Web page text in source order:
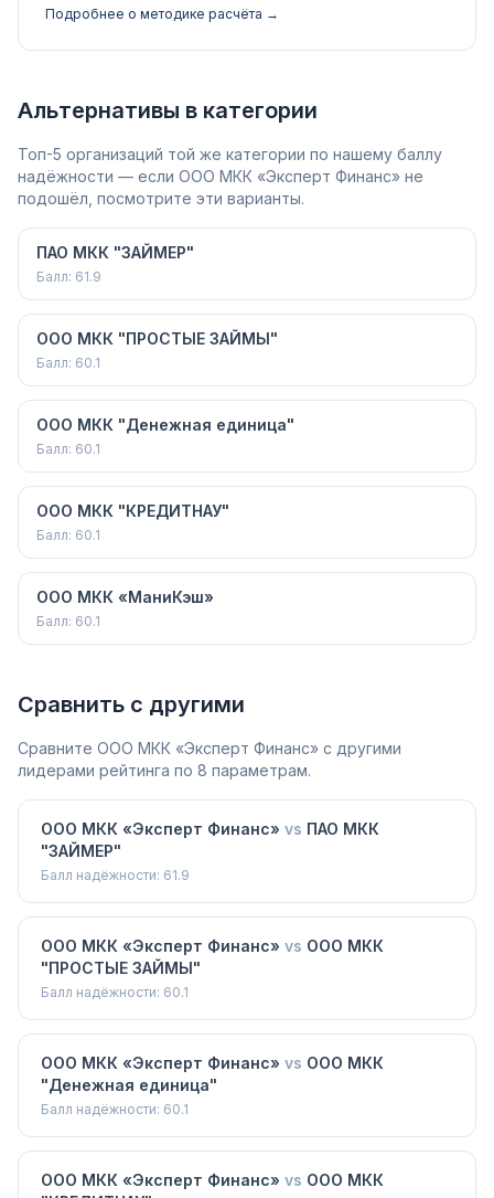
Подробнее о методике расчёта →
Альтернативы в категории
Топ-5 организаций той же категории по нашему баллу
надёжности — если ООО МКК «Эксперт Финанс» не
подошёл, посмотрите эти варианты.
ПАО МКК "ЗАЙМЕР"
Балл: 61.9
ООО МКК "ПРОСТЫЕ ЗАЙМЫ"
Балл: 60.1
ООО МКК "Денежная единица"
Балл: 60.1
ООО МКК "КРЕДИТНАУ"
Балл: 60.1
ООО МКК «МаниКэш»
Балл: 60.1
Сравнить с другими
Сравните ООО МКК «Эксперт Финанс» с другими
лидерами рейтинга по 8 параметрам.
ООО МКК «Эксперт Финанс» vs ПАО МКК
"ЗАЙМЕР"
Балл надёжности: 61.9
ООО МКК «Эксперт Финанс» vs ООО МКК
"ПРОСТЫЕ ЗАЙМЫ"
Балл надёжности: 60.1
ООО МКК «Эксперт Финанс» vs ООО МКК
"Денежная единица"
Балл надёжности: 60.1
ООО МКК «Эксперт Финанс» vs ООО МКК